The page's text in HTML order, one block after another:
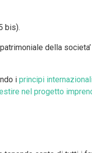
bis).
della
i principi
nel progetto